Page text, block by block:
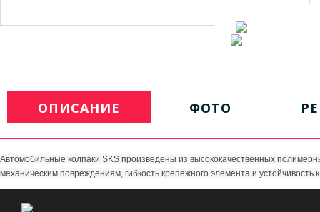
ОПИСАНИЕ ФОТО
Автомобильные колпаки SKS произведены из высококачественных
механическим повреждениям, гибкость крепежного элемента и